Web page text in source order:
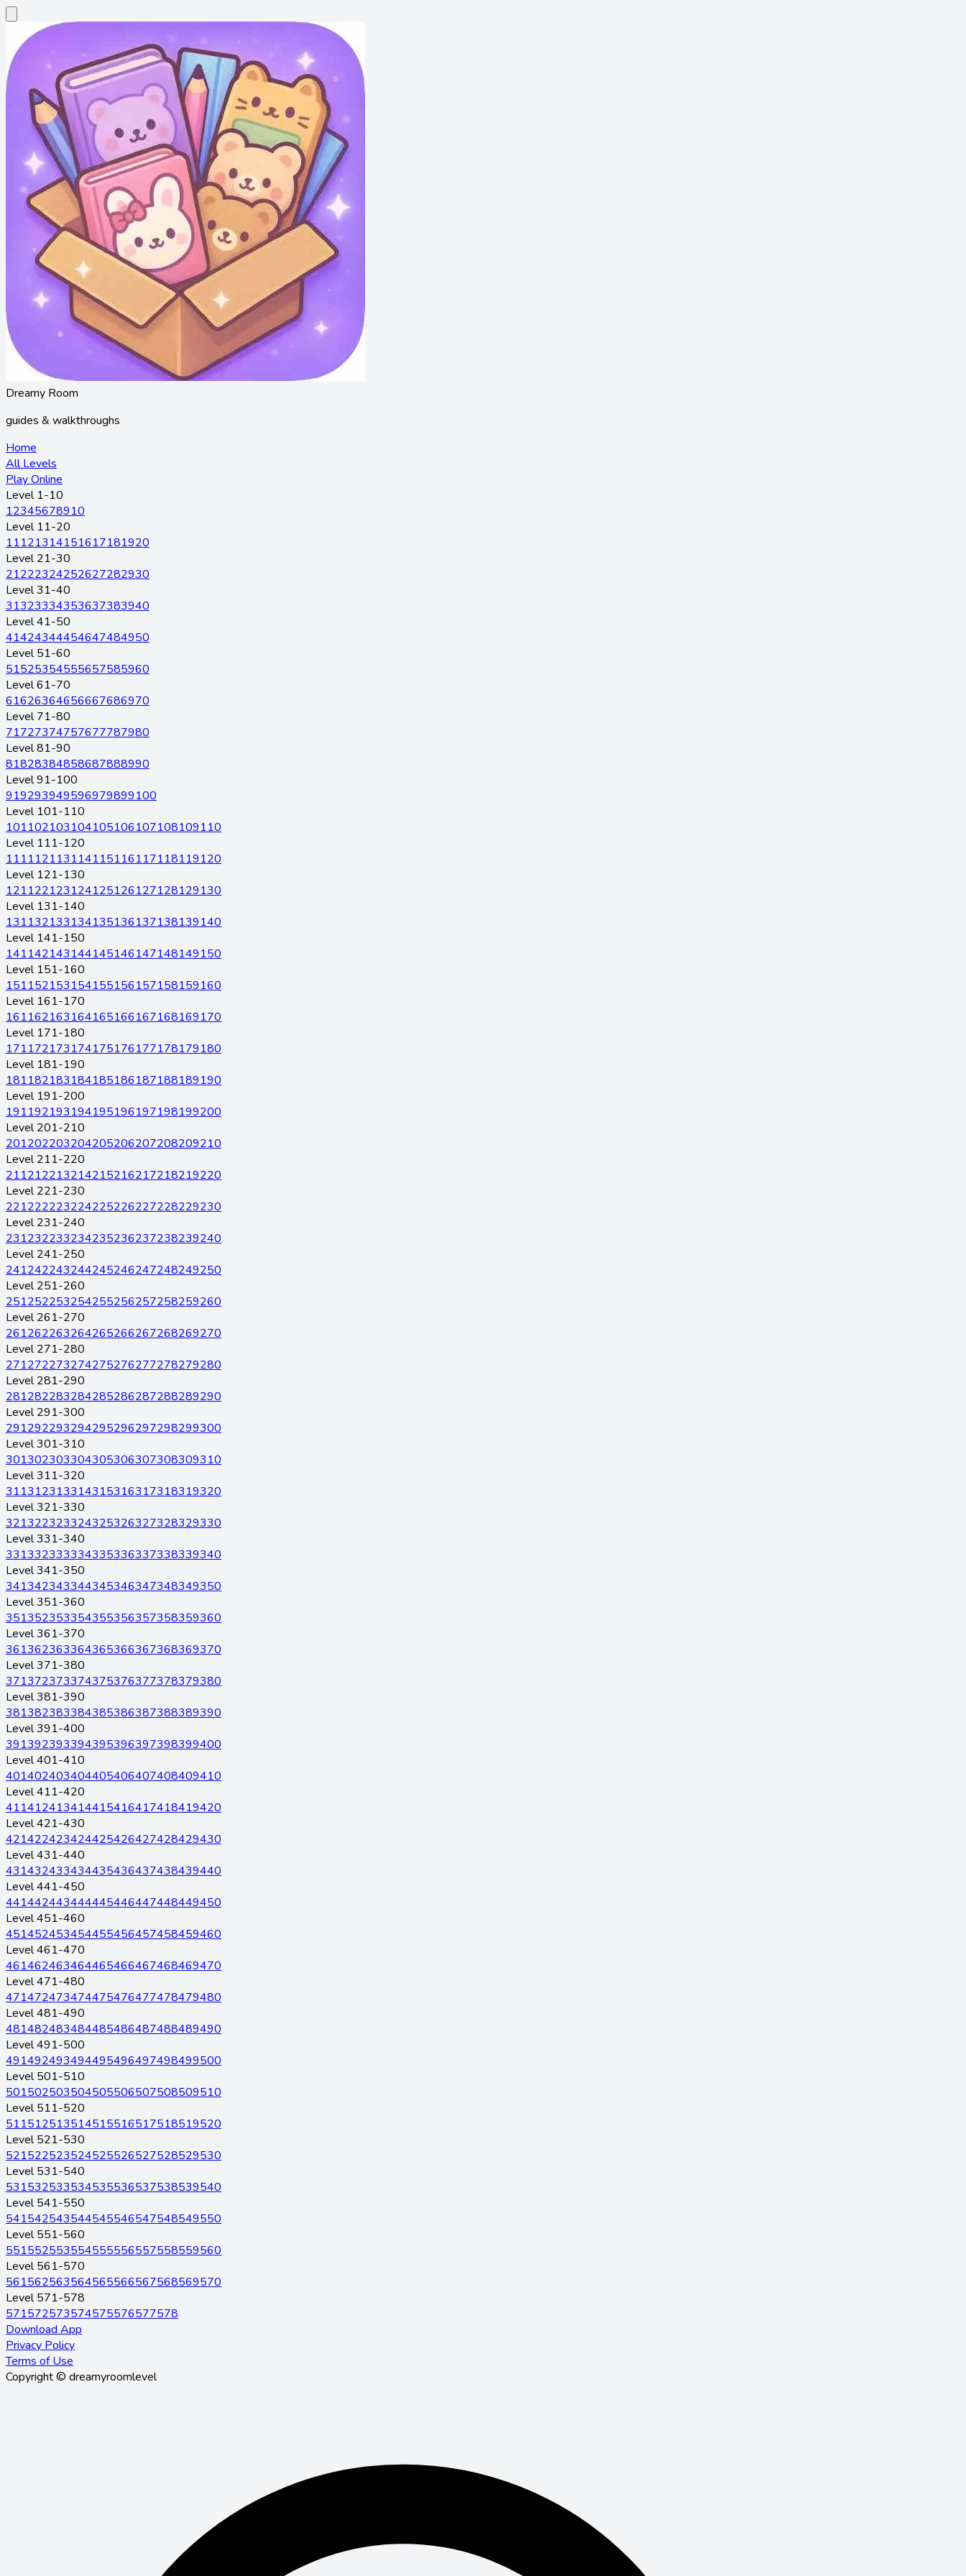
Dreamy Room
guides & walkthroughs
Home
All Levels
Play Online
Level 1-10
12345678910
Level 11-20
11121314151617181920
Level 21-30
21222324252627282930
Level 31-40
31323334353637383940
Level 41-50
41424344454647484950
Level 51-60
51525354555657585960
Level 61-70
61626364656667686970
Level 71-80
71727374757677787980
Level 81-90
81828384858687888990
Level 91-100
919293949596979899100
Level 101-110
101102103104105106107108109110
Level 111-120
111112113114115116117118119120
Level 121-130
121122123124125126127128129130
Level 131-140
131132133134135136137138139140
Level 141-150
141142143144145146147148149150
Level 151-160
151152153154155156157158159160
Level 161-170
161162163164165166167168169170
Level 171-180
171172173174175176177178179180
Level 181-190
181182183184185186187188189190
Level 191-200
191192193194195196197198199200
Level 201-210
201202203204205206207208209210
Level 211-220
211212213214215216217218219220
Level 221-230
221222223224225226227228229230
Level 231-240
231232233234235236237238239240
Level 241-250
241242243244245246247248249250
Level 251-260
251252253254255256257258259260
Level 261-270
261262263264265266267268269270
Level 271-280
271272273274275276277278279280
Level 281-290
281282283284285286287288289290
Level 291-300
291292293294295296297298299300
Level 301-310
301302303304305306307308309310
Level 311-320
311312313314315316317318319320
Level 321-330
321322323324325326327328329330
Level 331-340
331332333334335336337338339340
Level 341-350
341342343344345346347348349350
Level 351-360
351352353354355356357358359360
Level 361-370
361362363364365366367368369370
Level 371-380
371372373374375376377378379380
Level 381-390
381382383384385386387388389390
Level 391-400
391392393394395396397398399400
Level 401-410
401402403404405406407408409410
Level 411-420
411412413414415416417418419420
Level 421-430
421422423424425426427428429430
Level 431-440
431432433434435436437438439440
Level 441-450
441442443444445446447448449450
Level 451-460
451452453454455456457458459460
Level 461-470
461462463464465466467468469470
Level 471-480
471472473474475476477478479480
Level 481-490
481482483484485486487488489490
Level 491-500
491492493494495496497498499500
Level 501-510
501502503504505506507508509510
Level 511-520
511512513514515516517518519520
Level 521-530
521522523524525526527528529530
Level 531-540
531532533534535536537538539540
Level 541-550
541542543544545546547548549550
Level 551-560
551552553554555556557558559560
Level 561-570
561562563564565566567568569570
Level 571-578
571572573574575576577578
Download App
Privacy Policy
Terms of Use
Copyright © dreamyroomlevel